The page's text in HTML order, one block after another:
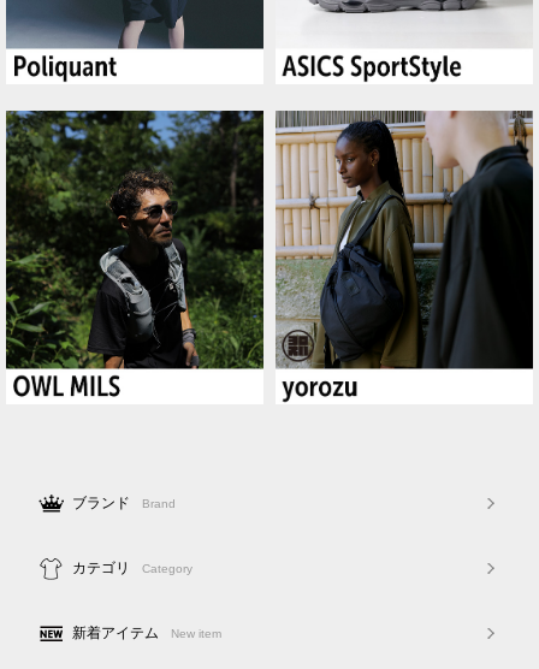
ブランド Brand
カテゴリ Category
新着アイテム New item